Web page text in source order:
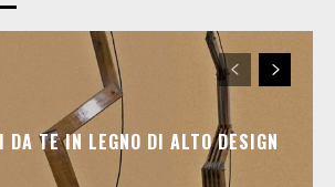
DA TE IN LEGNO DI ALTO DESIGN